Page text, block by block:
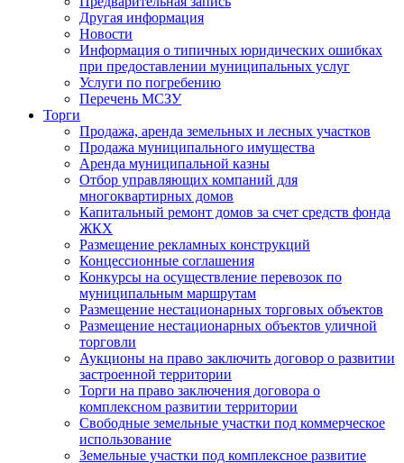
Другая информация
Новости
Информация о типичных юридических ошибках
при предоставлении муниципальных услуг
Услуги по погребению
Перечень МСЗУ
Торги
Продажа, аренда земельных и лесных участков
Продажа муниципального имущества
Аренда муниципальной казны
Отбор управляющих компаний для
многоквартирных домов
Капитальный ремонт домов за счет средств фонда
ЖКХ
Размещение рекламных конструкций
Концессионные соглашения
Конкурсы на осуществление перевозок по
муниципальным маршрутам
Размещение нестационарных торговых объектов
Размещение нестационарных объектов уличной
торговли
Аукционы на право заключить договор о развитии
застроенной территории
Торги на право заключения договора о
комплексном развитии территории
Свободные земельные участки под коммерческое
использование
Земельные участки под комплексное развитие